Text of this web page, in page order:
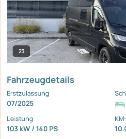
23
Fahrzeugdetails
Erstzulassung
07/2025
Leistung
103 kW / 140 PS